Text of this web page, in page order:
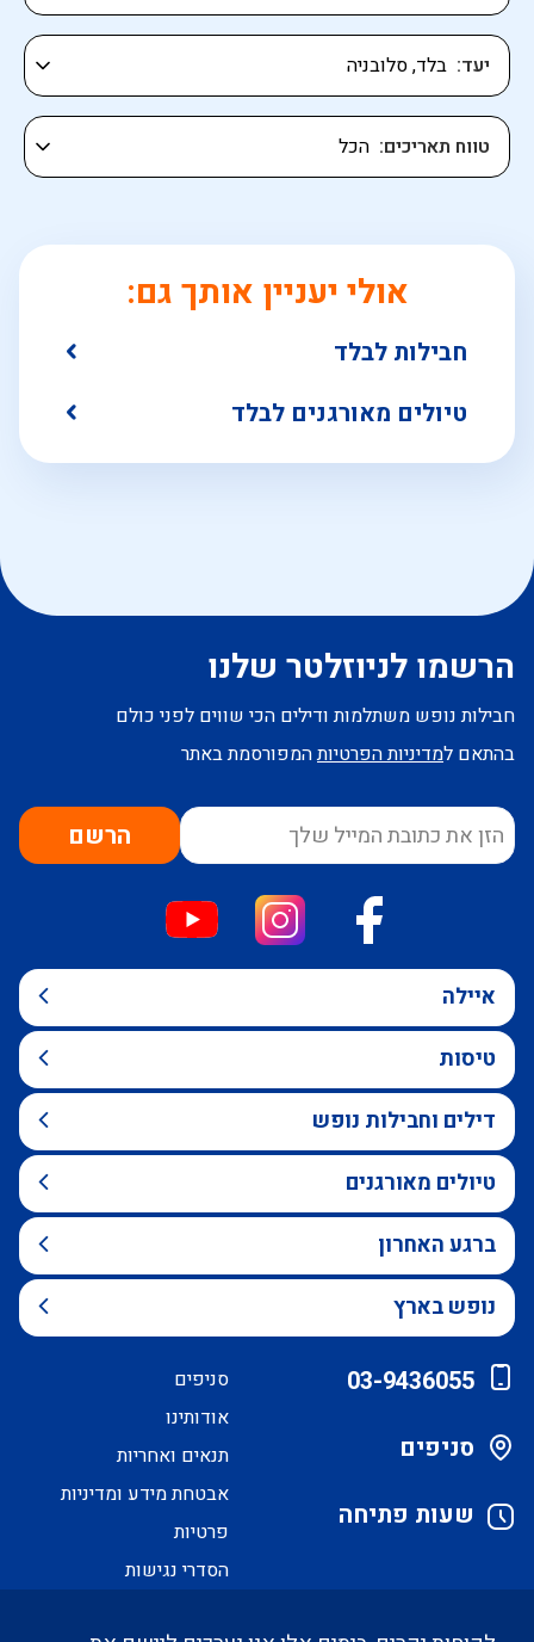
יעד
טווח תאריכים
אולי יעניין אותך גם:
חבילות לבלד
טיולים מאורגנים לבלד
הרשמו לניוזלטר שלנו
חבילות נופש משתלמות ודילים הכי שווים לפני כולם
בהתאם למדיניות הפרטיותהמפורסמת באתר
הרשם
איילה
טיסות
דילים וחבילות נופש
טיולים מאורגנים
ברגע האחרון
נופש בארץ
03-9436055
סניפים
שעות פתיחה
סניפים
אודותינו
תנאים ואחריות
אבטחת מידע ומדיניות
פרטיות
הסדרי נגישות